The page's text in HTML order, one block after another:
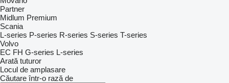
Partner
Midlum Premium
Scania
L-series P-series R-series S-series T-series
Volvo
EC FH G-series L-series
Arată tuturor
Locul de amplasare
Căutare într-o rază de